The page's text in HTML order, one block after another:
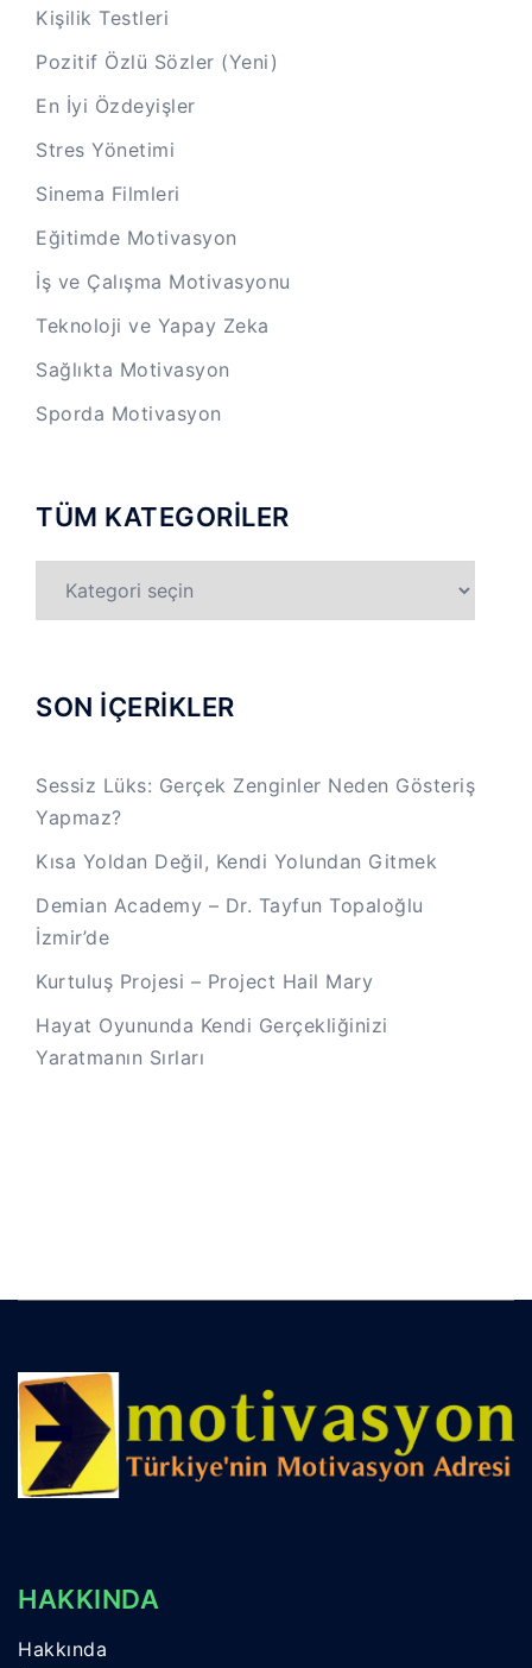
Kişilik Testleri
Pozitif Özlü Sözler (Yeni)
En İyi Özdeyişler
Stres Yönetimi
Sinema Filmleri
Eğitimde Motivasyon
İş ve Çalışma Motivasyonu
Teknoloji ve Yapay Zeka
Sağlıkta Motivasyon
Sporda Motivasyon
TÜM KATEGORİLER
KATEGORİLER
SON İÇERİKLER
Sessiz Lüks: Gerçek Zenginler Neden Gösteriş
Yapmaz?
Kısa Yoldan Değil, Kendi Yolundan Gitmek
Demian Academy – Dr. Tayfun Topaloğlu
İzmir’de
Kurtuluş Projesi – Project Hail Mary
Hayat Oyununda Kendi Gerçekliğinizi
Yaratmanın Sırları
HAKKINDA
Hakkında